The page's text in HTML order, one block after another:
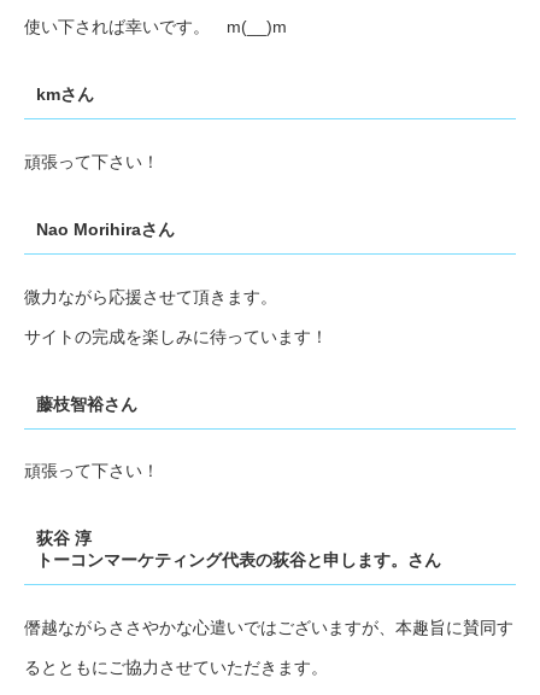
使い下されば幸いです。 m(__)m
kmさん
頑張って下さい！
Nao Morihiraさん
微力ながら応援させて頂きます。
サイトの完成を楽しみに待っています！
藤枝智裕さん
頑張って下さい！
荻谷 淳
トーコンマーケティング代表の荻谷と申します。さん
僭越ながらささやかな心遣いではございますが、本趣旨に賛同す
るとともにご協力させていただきます。